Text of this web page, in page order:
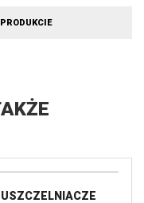
USZCZELNIACZE